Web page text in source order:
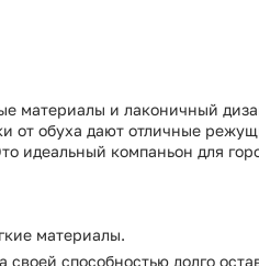
и лаконичный
от обуха дают отличные
идеальный компаньон для
материалы.
своей способностью долго